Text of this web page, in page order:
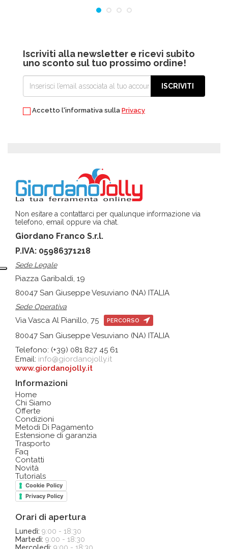
Iscriviti alla newsletter e ricevi subito
uno sconto sul tuo prossimo ordine!
ISCRIVITI
Accetto l'informativa sulla Privacy
Non esitare a contattarci per qualunque informazione via
telefono, email oppure via chat.
Giordano Franco S.r.l.
P.IVA: 05986371218
Sede Legale
Piazza Garibaldi, 19
80047 San Giuseppe Vesuviano (NA) ITALIA
Sede Operativa
Via Vasca Al Pianillo, 75 PERCORSO
80047 San Giuseppe Vesuviano (NA) ITALIA
Telefono: (+39) 081 827 45 61
Email: info@giordanojolly.it
www.giordanojolly.it
Informazioni
Home
Chi Siamo
Offerte
Condizioni
Metodi Di Pagamento
Estensione di garanzia
Trasporto
Faq
Contatti
Novità
Tutorials
Cookie Policy
Privacy Policy
Orari di apertura
Lunedì: 9:00 - 18:30
Martedì: 9:00 - 18:30
Mercoledì: 9:00 - 18:30